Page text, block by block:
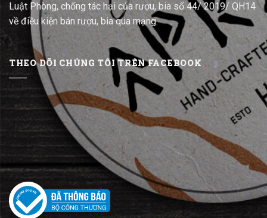
Luật Phòng, chống tác hại của rượu, bia số 44/ 2019/ QH14
về điều kiện bán rượu, bia qua mạng.
THEO DÕI CHÚNG TÔI TRÊN FACEBOOK